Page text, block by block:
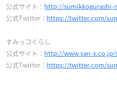
公式サイト： http://sumikkogurashi-
公式Twitter： https://twitter.com/
すみっコぐらし
公式サイト： http://www.san-
公式Twitter： https://twitter.com/